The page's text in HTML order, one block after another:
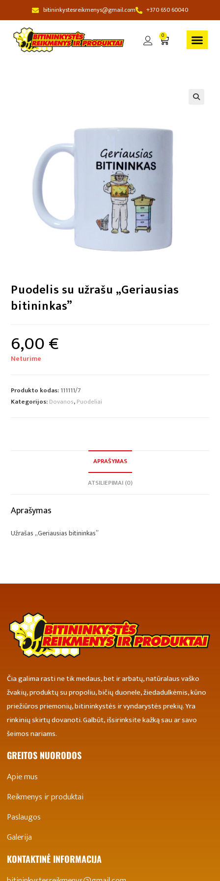
bitininkystesreikmenys@gmail.com +370 650 60040
0
Puodelis su užrašu „Geriausias
bitininkas”
6,00€
Neturime
Produkto kodas:111111/7
Kategorijos:Dovanos,Puodeliai
APRAŠYMAS
ATSILIEPIMAI (0)
Aprašymas
Užrašas „Geriausias bitininkas”
Čia galima rasti ne tik medaus, bet ir arbatų, natūralaus vaško
žvakių, produktų su propoliu, bičių duonele, žiedadulkėmis, kūno
priežiūros priemonių, bitininkystės ir vyndarystės prekių. Yra
rinkinių skirtų dovanoti. Galbūt, išsirinksite kažką sau ar savo
šeimos nariams.
GREITOS NUORODOS
Apie mus
Reikmenys ir produktai
Paslaugos
Galerija
KONTAKTINĖ INFORMACIJA